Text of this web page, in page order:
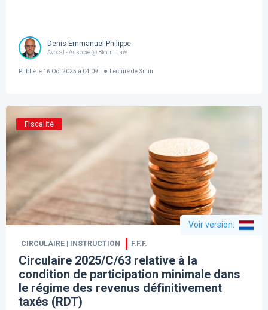
Denis-Emmanuel Philippe
Avocat - Associé @ Bloom Law
Publié le 16 Oct 2025 à 04:09 Lecture de 3min
Fiscalité
Voir version:
CIRCULAIRE | INSTRUCTION F.F.F.
Circulaire 2025/C/63 relative à la
condition de participation minimale dans
le régime des revenus définitivement
taxés (RDT)